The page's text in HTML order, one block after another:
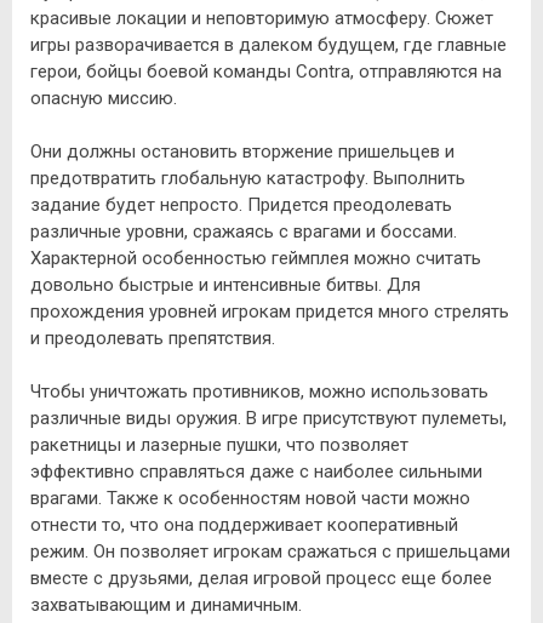
красивые локации и неповторимую атмосферу. Сюжет
игры разворачивается в далеком будущем, где главные
герои, бойцы боевой команды Contra, отправляются на
опасную миссию.
Они должны остановить вторжение пришельцев и
предотвратить глобальную катастрофу. Выполнить
задание будет непросто. Придется преодолевать
различные уровни, сражаясь с врагами и боссами.
Характерной особенностью геймплея можно считать
довольно быстрые и интенсивные битвы. Для
прохождения уровней игрокам придется много стрелять
и преодолевать препятствия.
Чтобы уничтожать противников, можно использовать
различные виды оружия. В игре присутствуют пулеметы,
ракетницы и лазерные пушки, что позволяет
эффективно справляться даже с наиболее сильными
врагами. Также к особенностям новой части можно
отнести то, что она поддерживает кооперативный
режим. Он позволяет игрокам сражаться с пришельцами
вместе с друзьями, делая игровой процесс еще более
захватывающим и динамичным.